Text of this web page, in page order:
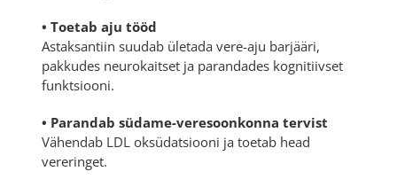
• Toetab aju tööd
Astaksantiin suudab ületada vere-aju barjääri,
pakkudes neurokaitset ja parandades kognitiivset
funktsiooni.
• Parandab südame-veresoonkonna tervist
Vähendab LDL oksüdatsiooni ja toetab head
vereringet.